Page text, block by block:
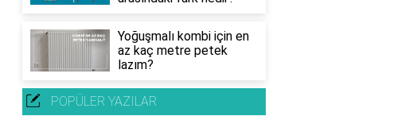
Yoğuşmalı kombi için en
az kaç metre petek
lazım?
POPÜLER YAZILAR